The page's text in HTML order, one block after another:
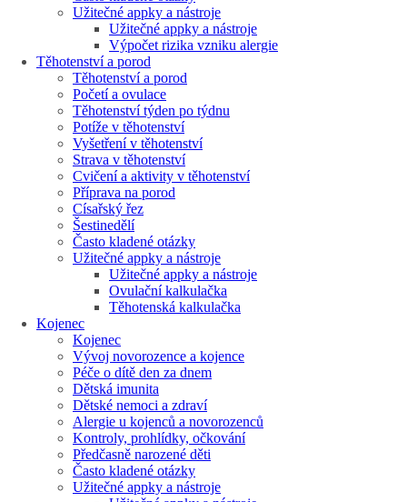
Užitečné appky a nástroje
Užitečné appky a nástroje
Výpočet rizika vzniku alergie
Těhotenství a porod
Těhotenství a porod
Početí a ovulace
Těhotenství týden po týdnu
Potíže v těhotenství
Vyšetření v těhotenství
Strava v těhotenství
Cvičení a aktivity v těhotenství
Příprava na porod
Císařský řez
Šestinedělí
Často kladené otázky
Užitečné appky a nástroje
Užitečné appky a nástroje
Ovulační kalkulačka
Těhotenská kalkulačka
Kojenec
Kojenec
Vývoj novorozence a kojence
Péče o dítě den za dnem
Dětská imunita
Dětské nemoci a zdraví
Alergie u kojenců a novorozenců
Kontroly, prohlídky, očkování
Předčasně narozené děti
Často kladené otázky
Užitečné appky a nástroje